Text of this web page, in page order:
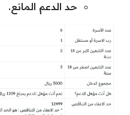
حد الدعم المانع.